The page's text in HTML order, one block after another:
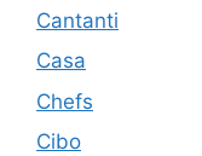
Cantanti
Casa
Chefs
Cibo